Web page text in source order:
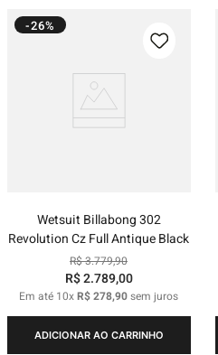
-26%
Wetsuit Billabong 302
Revolution Cz Full Antique Black
R$3.779,90
R$2.789,00
Em até 10xR$278,90sem juros
ADICIONAR AO CARRINHO